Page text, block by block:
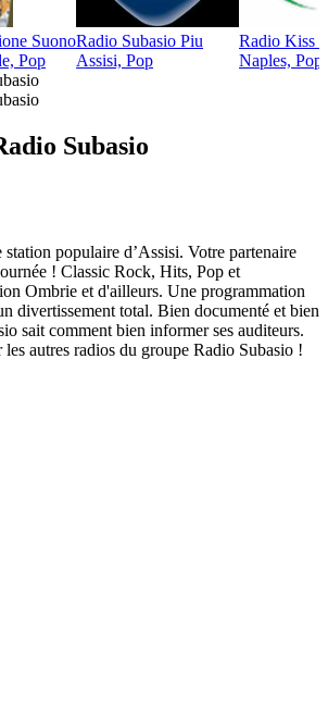
Suono
Pop
Radio Subasio Piu
Assisi, Pop
Radio Kiss
Naples, Pop
Subasio
station populaire d’Assisi. Votre partenaire
! Classic Rock, Hits, Pop et
Ombrie et d'ailleurs. Une programmation
divertissement total. Bien documenté et bien
sait comment bien informer ses auditeurs.
les autres radios du groupe Radio Subasio !